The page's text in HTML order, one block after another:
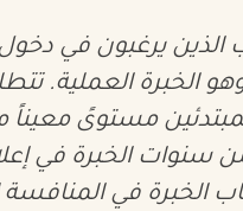
الذين يرغبون في
الخبرة العملية.
مستوىً معيناً
سنوات الخبرة في
الخبرة في